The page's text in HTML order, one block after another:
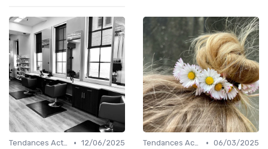
Tendances Actuelles • 12/06/2025
Tendances Actuelles • 06/03/2025